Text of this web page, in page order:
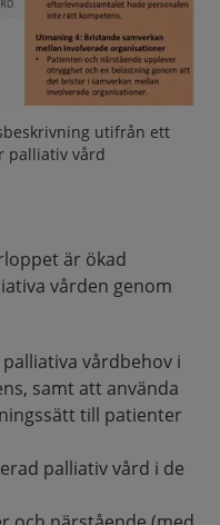
utifrån ett
palliativ vård
är ökad
vården genom
vårdbehov i
samt att använda
till patienter
palliativ vård i de